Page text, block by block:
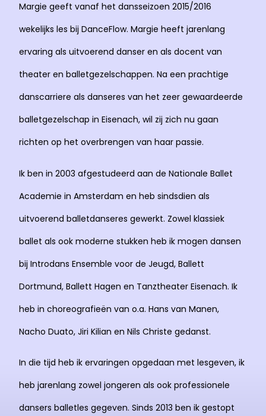
Margie geeft vanaf het dansseizoen 2015/2016
wekelijks les bij DanceFlow. Margie heeft jarenlang
ervaring als uitvoerend danser en als docent van
theater en balletgezelschappen. Na een prachtige
danscarriere als danseres van het zeer gewaardeerde
balletgezelschap in Eisenach, wil zij zich nu gaan
richten op het overbrengen van haar passie.
Ik ben in 2003 afgestudeerd aan de Nationale Ballet
Academie in Amsterdam en heb sindsdien als
uitvoerend balletdanseres gewerkt. Zowel klassiek
ballet als ook moderne stukken heb ik mogen dansen
bij Introdans Ensemble voor de Jeugd, Ballett
Dortmund, Ballett Hagen en Tanztheater Eisenach. Ik
heb in choreografieën van o.a. Hans van Manen,
Nacho Duato, Jiri Kilian en Nils Christe gedanst.
In die tijd heb ik ervaringen opgedaan met lesgeven, ik
heb jarenlang zowel jongeren als ook professionele
dansers balletles gegeven. Sinds 2013 ben ik gestopt